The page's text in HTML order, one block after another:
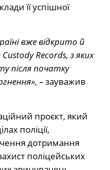
її успішної
вже відкрито й
Custody Records, з яких
після початку
–зауважив
проєкт, який
поліції,
дотримання
поліцейських